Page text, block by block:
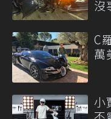
沒
C
萬
小